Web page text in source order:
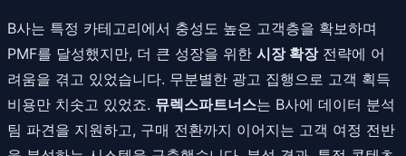
B사는 특정 카테고리에서 충성도 높은 고객층을 확보하며
PMF를 달성했지만, 더 큰 성장을 위한 시장 확장전략에 어
려움을 겪고 있었습니다. 무분별한 광고 집행으로 고객 획득
비용만 치솟고 있었죠. 뮤렉스파트너스는 B사에 데이터 분석
팀 파견을 지원하고, 구매 전환까지 이어지는 고객 여정 전반